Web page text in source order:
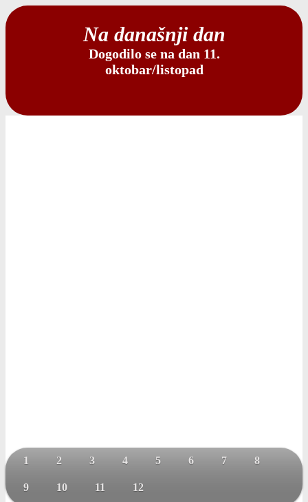
Na današnji dan
Dogodilo se na dan 11.
oktobar/listopad
1 2 3 4 5 6 7 8
9 10 11 12